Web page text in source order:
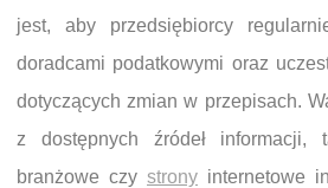
jest, aby przedsiębiorcy
doradcami podatkowymi oraz
dotyczących zmian w przepisach.
z dostępnych źródeł informacji,
branżowe czy strony internetowe